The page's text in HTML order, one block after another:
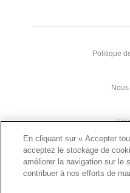
Politique
En cliquant sur « Accepter
acceptez le stockage de
améliorer la navigation sur le
contribuer à nos efforts de